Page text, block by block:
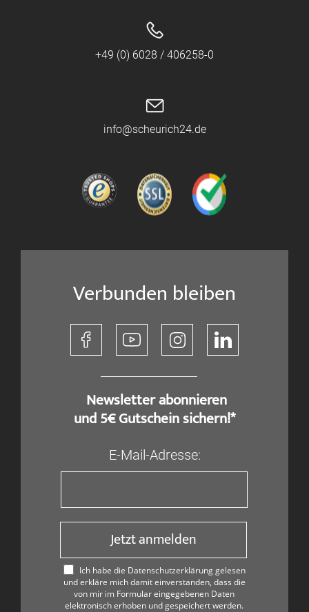
+49 (0) 6028 / 406258-0
info@scheurich24.de
Verbunden bleiben
​ Newsletter abonnieren
und 5€ Gutschein sichern!*
E-Mail-Adresse:
Jetzt anmelden
Ich habe die Datenschutzerklärung gelesen
und erkläre mich damit einverstanden, dass die
von mir im Formular eingegebenen Daten
elektronisch erhoben und gespeichert werden.